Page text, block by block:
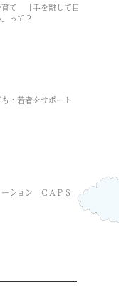
育て 「手を離して目
って？
・若者をサポート
ーション ＣＡＰＳ